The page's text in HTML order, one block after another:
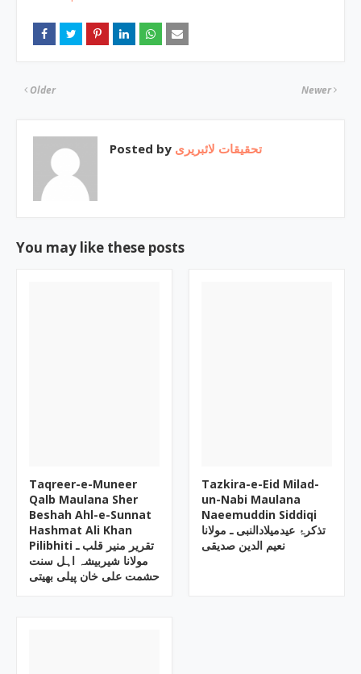
Newer
Older
Posted by تحقیقات لائبریری
You may like these posts
Taqreer-e-Muneer
Qalb Maulana Sher
Beshah Ahl-e-Sunnat
Hashmat Ali Khan
Pilibhiti تقریر منیر قلب ـ
مولانا شیربیشہ اہل سنت
حشمت علی خان پیلی بھیتی
Tazkira-e-Eid Milad-
un-Nabi Maulana
Naeemuddin Siddiqi
تذکرۂ عیدمیلادالنبی ـ مولانا
نعیم الدین صدیقی